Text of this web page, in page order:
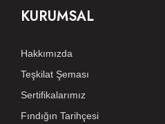
KURUMSAL
Hakkımızda
Teşkilat Şeması
Sertifikalarımız
Fındığın Tarihçesi